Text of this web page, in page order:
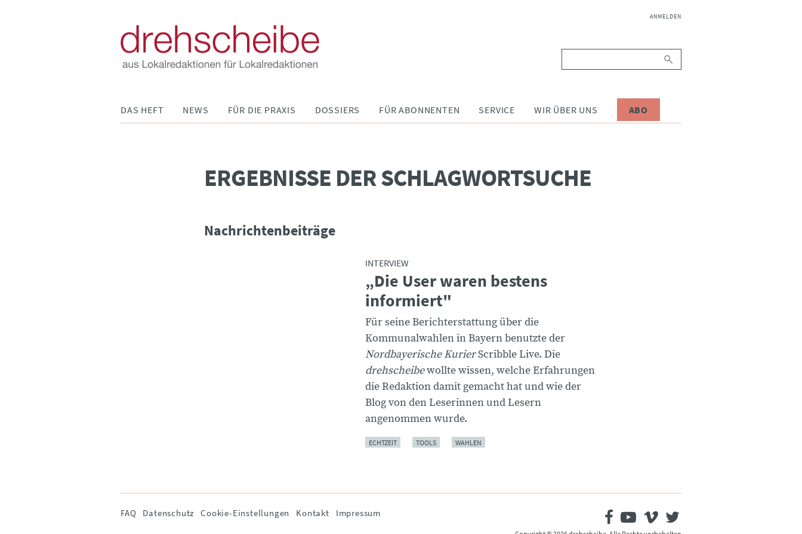
NAVIGATION
ANMELDEN
DAS HEFT NEWS FÜR DIE PRAXIS DOSSIERS FÜR ABONNENTEN SERVICE WIR ÜBER UNS ABO
­ERGEBNISSE DER SCHLAGWORTSUCHE
Nachrichtenbeiträge
INTERVIEW
„Die User waren bestens
informiert"
Für seine Berichterstattung über die
Kommunalwahlen in Bayern benutzte der
Nordbayerische KurierScribble Live. Die
drehscheibewollte wissen, welche Erfahrungen
die Redaktion damit gemacht hat und wie der
Blog von den Leserinnen und Lesern
angenommen wurde.
ECHTZEIT TOOLS WAHLEN
Navigation
FAQ Datenschutz Cookie-Einstellungen Kontakt Impressum